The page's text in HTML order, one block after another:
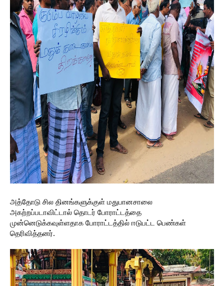
அத்தோடு சில தினங்களுக்குள் மதுபானசாலை
அகற்றப்படாவிட்டால் தொடர் போராட்டத்தை
முன்னெடுக்கவுள்ளதாக போராட்டத்தில் ஈடுபட்ட பெண்கள்
தெரிவித்தனர்.